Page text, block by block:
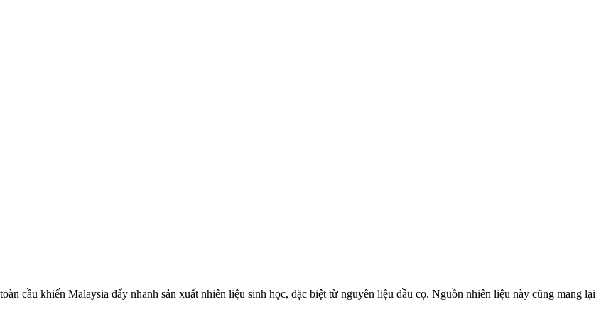
cầu khiến Malaysia đẩy nhanh sản xuất nhiên liệu sinh học, đặc biệt từ nguyên liệu dầu cọ. Nguồn nhiên liệu này cũng mang lại